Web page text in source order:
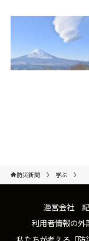
防災新聞 学ぶ
運営会社
利用者情報の外